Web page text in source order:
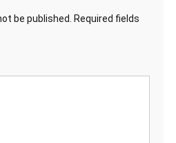
be published.
Required fields